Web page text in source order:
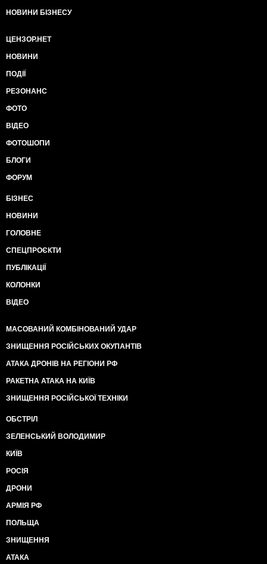
НОВИНИ БІЗНЕСУ
ЦЕНЗОР.НЕТ
НОВИНИ
ПОДІЇ
РЕЗОНАНС
ФОТО
ВІДЕО
ФОТОШОПИ
БЛОГИ
ФОРУМ
БІЗНЕС
НОВИНИ
ГОЛОВНЕ
СПЕЦПРОЄКТИ
ПУБЛІКАЦІЇ
КОЛОНКИ
ВІДЕО
МАСОВАНИЙ КОМБІНОВАНИЙ УДАР
ЗНИЩЕННЯ РОСІЙСЬКИХ ОКУПАНТІВ
АТАКА ДРОНІВ НА РЕГІОНИ РФ
РАКЕТНА АТАКА НА КИЇВ
ЗНИЩЕННЯ РОСІЙСЬКОЇ ТЕХНІКИ
ОБСТРІЛ
ЗЕЛЕНСЬКИЙ ВОЛОДИМИР
КИЇВ
РОСІЯ
ДРОНИ
АРМІЯ РФ
ПОЛЬЩА
ЗНИЩЕННЯ
АТАКА